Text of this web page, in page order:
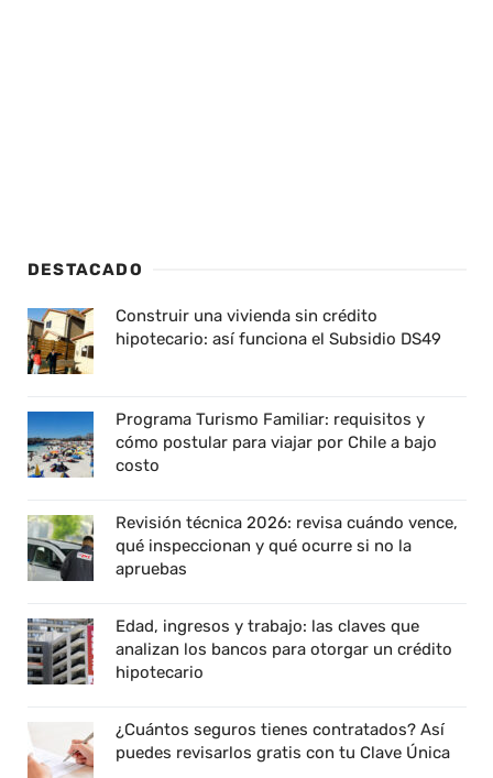
DESTACADO
Construir una vivienda sin crédito
hipotecario: así funciona el Subsidio DS49
Programa Turismo Familiar: requisitos y
cómo postular para viajar por Chile a bajo
costo
Revisión técnica 2026: revisa cuándo vence,
qué inspeccionan y qué ocurre si no la
apruebas
Edad, ingresos y trabajo: las claves que
analizan los bancos para otorgar un crédito
hipotecario
¿Cuántos seguros tienes contratados? Así
puedes revisarlos gratis con tu Clave Única